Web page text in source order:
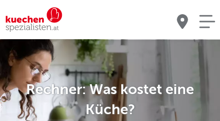
Rechner: Was kostet eine
Küche?